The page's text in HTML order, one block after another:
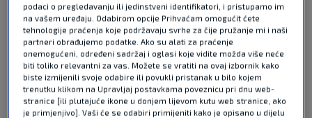
Pošalji
podaci o pregledavanju ili jedinstveni identifikatori, i pristupamo im
na vašem uređaju. Odabirom opcije Prihvaćam omogućit ćete
tehnologije praćenja koje podržavaju svrhe za čije pružanje mi i naši
partneri obrađujemo podatke. Ako su alati za praćenje
onemogućeni, određeni sadržaj i oglasi koje vidite možda više neće
biti toliko relevantni za vas. Možete se vratiti na ovaj izbornik kako
biste izmijenili svoje odabire ili povukli pristanak u bilo kojem
trenutku klikom na Upravljaj postavkama poveznicu pri dnu web-
stranice [ili plutajuće ikone u donjem lijevom kutu web stranice, ako
je primjenjivo]. Vaši će se odabiri primijeniti kako je opisano u dijelu